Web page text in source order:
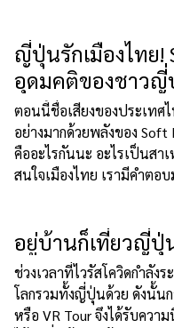
ญี่ปุ่นรักเมืองไทย!
อุดมคติของชาวญี่
ตอนนี้ชื่อเสียงของประเทศ
อย่างมากด้วยพลังของ
คืออะไรกันนะ อะไรเป็นส
สนใจเมืองไทย เรามีคำตอ
อยู่บ้านก็เที่ยวญี่ปุ่
ช่วงเวลาที่ไวรัสโควิดกำลัง
โลกรวมทั้งญี่ปุ่นด้วย ดังนั้น
หรือ VR Tour จึงได้รับควา